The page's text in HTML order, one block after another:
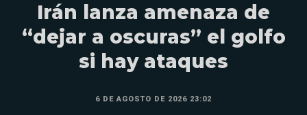
Irán lanza amenaza de
“dejar a oscuras” el golfo
si hay ataques
6 DE AGOSTO DE 2026 23:02